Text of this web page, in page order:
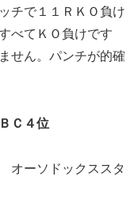
チで１１ＲＫＯ負け
べてＫＯ負けです
せん。パンチが的確
Ｃ４位
オーソドックススタ